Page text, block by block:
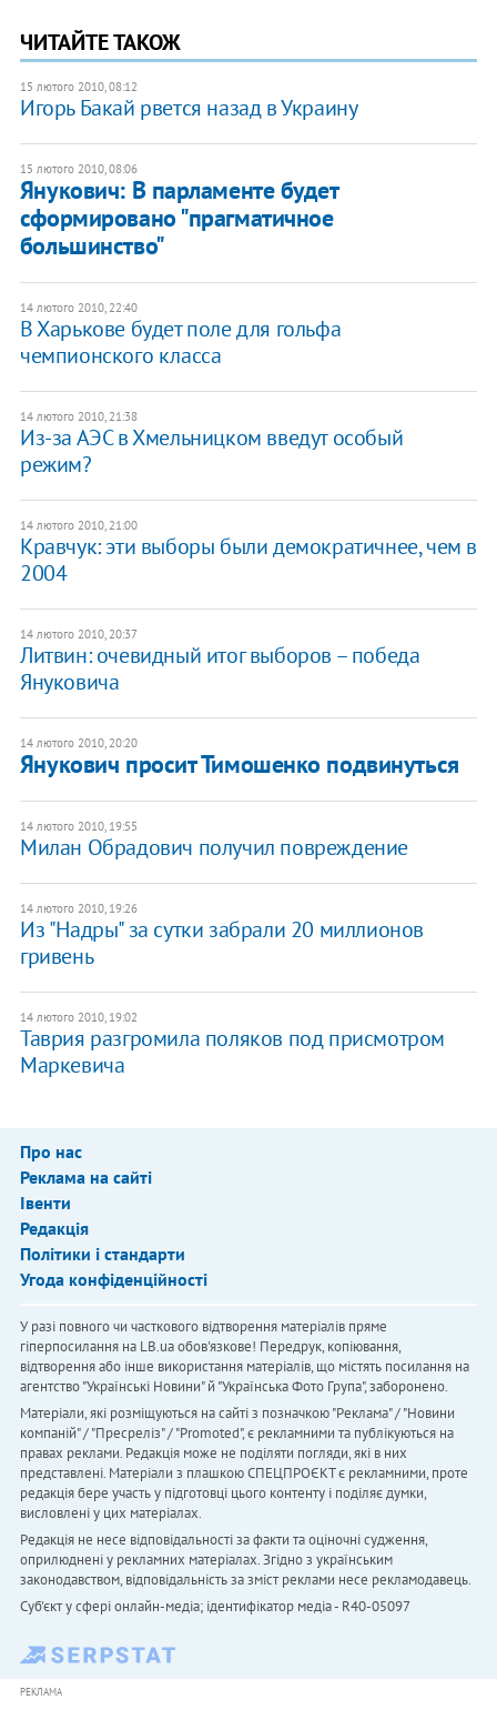
ЧИТАЙТЕ ТАКОЖ
15 лютого 2010, 08:12
Игорь Бакай рвется назад в Украину
15 лютого 2010, 08:06
Янукович: В парламенте будет
сформировано "прагматичное
большинство"
14 лютого 2010, 22:40
В Харькове будет поле для гольфа
чемпионского класса
14 лютого 2010, 21:38
Из-за АЭС в Хмельницком введут особый
режим?
14 лютого 2010, 21:00
Кравчук: эти выборы были демократичнее, чем в
2004
14 лютого 2010, 20:37
Литвин: очевидный итог выборов – победа
Януковича
14 лютого 2010, 20:20
Янукович просит Тимошенко подвинуться
14 лютого 2010, 19:55
Милан Обрадович получил повреждение
14 лютого 2010, 19:26
Из "Надры" за сутки забрали 20 миллионов
гривень
14 лютого 2010, 19:02
Таврия разгромила поляков под присмотром
Маркевича
Про нас
Реклама на сайті
Івенти
Редакція
Політики і стандарти
Угода конфіденційності
У разі повного чи часткового відтворення матеріалів пряме
гіперпосилання на LB.ua обов'язкове! Передрук, копіювання,
відтворення або інше використання матеріалів, що містять посилання на
агентство "Українськi Новини" й "Українська Фото Група", заборонено.
Матеріали, які розміщуються на сайті з позначкою "Реклама" / "Новини
компаній" / "Пресреліз" / "Promoted", є рекламними та публікуються на
правах реклами. Редакція може не поділяти погляди, які в них
представлені. Матеріали з плашкою СПЕЦПРОЄКТ є рекламними, проте
редакція бере участь у підготовці цього контенту і поділяє думки,
висловлені у цих матеріалах.
Редакція не несе відповідальності за факти та оціночні судження,
оприлюднені у рекламних матеріалах. Згідно з українським
законодавством, відповідальність за зміст реклами несе рекламодавець.
Cуб'єкт у сфері онлайн-медіа; ідентифікатор медіа - R40-05097
РЕКЛАМА